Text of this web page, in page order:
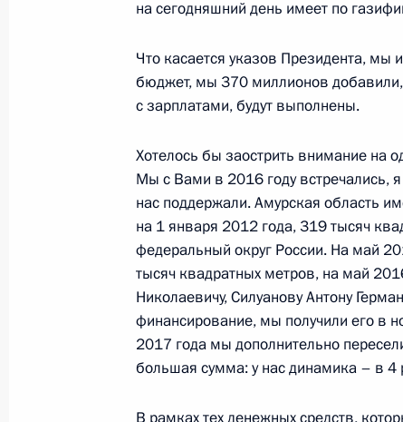
Посещение Нижне-Бурейской ГЭС
газоперерабатывающего завода
3 августа 2017 года, 10:20 Амурская
Приветствие делегатам и гостям
татар
3 августа 2017 года, 10:15
на сегодняшний день имеет по
Что касается указов Президента, мы
бюджет, мы 370 миллионов добавили,
с зарплатами, будут выполнены.
Хотелось бы заострить внимание на
Мы с Вами в 2016 году встречались,
нас поддержали. Амурская область
на 1 января 2012 года, 319 тысяч
федеральный округ России. На май
тысяч квадратных метров, на май
Николаевичу, Силуанову Антону
финансирование, мы получили его в
2017 года мы дополнительно
большая сумма: у нас динамика – в 4
В рамках тех денежных средств,